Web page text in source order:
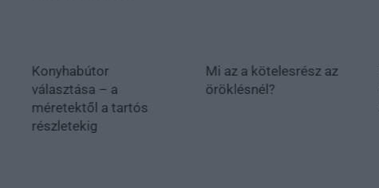
Konyhabútor
választása – a
méretektől a tartós
részletekig
Mi az a kötelesrész az
öröklésnél?